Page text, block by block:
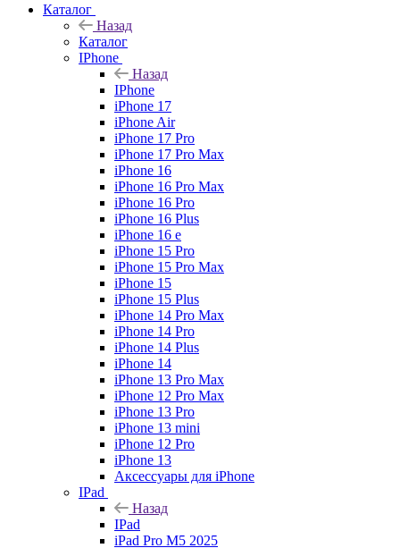
Каталог
Назад
Каталог
IPhone
Назад
IPhone
iPhone 17
iPhone Air
iPhone 17 Pro
iPhone 17 Pro Max
iPhone 16
iPhone 16 Pro Max
iPhone 16 Pro
iPhone 16 Plus
iPhone 16 e
iPhone 15 Pro
iPhone 15 Pro Max
iPhone 15
iPhone 15 Plus
iPhone 14 Pro Max
iPhone 14 Pro
iPhone 14 Plus
iPhone 14
iPhone 13 Pro Max
iPhone 12 Pro Max
iPhone 13 Pro
iPhone 13 mini
iPhone 12 Pro
iPhone 13
Аксессуары для iPhone
IPad
Назад
IPad
iPad Pro M5 2025